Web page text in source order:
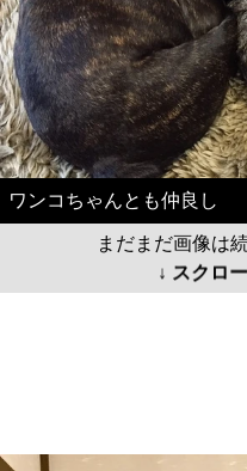
ワンコちゃんとも仲良し
まだまだ画像は
↓ スクロ